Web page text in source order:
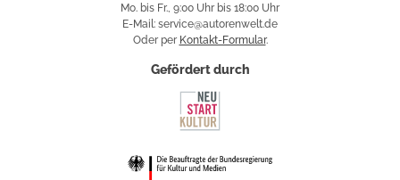
Mo. bis Fr., 9:00 Uhr bis 18:00 Uhr
E-Mail: service@autorenwelt.de
Oder per Kontakt-Formular.
Gefördert durch